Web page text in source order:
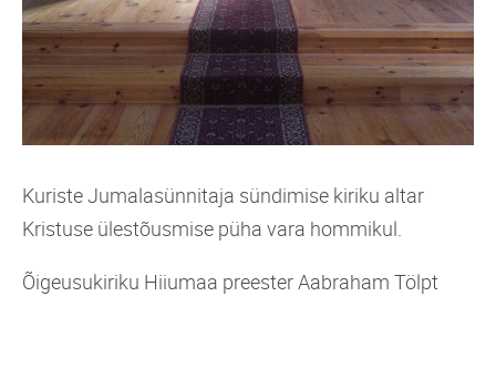
Kuriste Jumalasünnitaja sündimise kiriku altar
Kristuse ülestõusmise püha vara hommikul.
Õigeusukiriku Hiiumaa preester Aabraham Tölpt